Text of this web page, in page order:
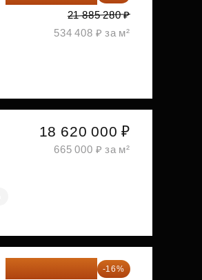
21 885 280 ₽
534 408 ₽ за м²
18 620 000 ₽
665 000 ₽ за м²
-16%